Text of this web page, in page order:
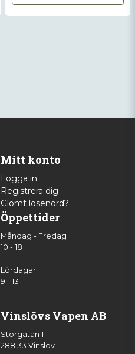
Mitt konto
Logga in
Registrera dig
Glömt lösenord?
Öppettider
Måndag - Fredag
10 - 18
Lördagar
9 - 13
Vinslövs Vapen AB
Storgatan 1
288 33 Vinslöv